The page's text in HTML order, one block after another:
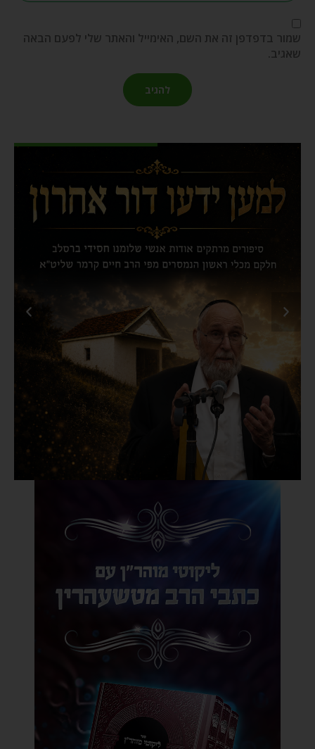
שמור בדפדפן זה את השם, האימייל והאתר שלי לפעם הבאה
שאגיב.